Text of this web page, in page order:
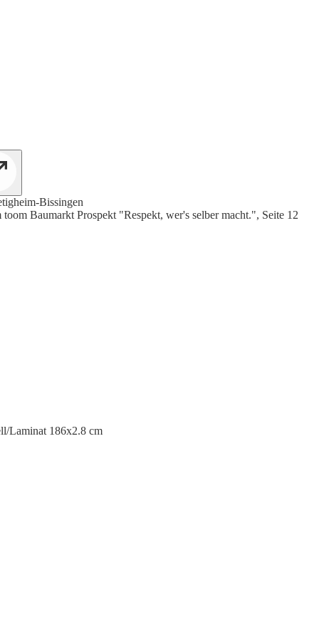
Bissingen
Baumarkt Prospekt "Respekt, wer's selber macht.", Seite 12
Laminat 186x2.8 cm